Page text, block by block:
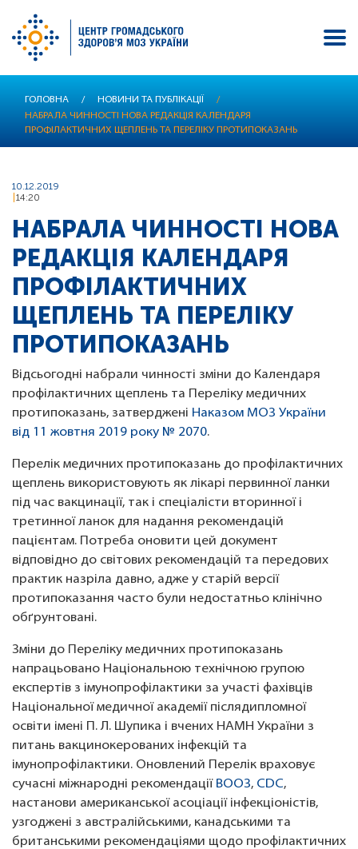
ГОЛОВНА / НОВИНИ ТА ПУБЛІКАЦІЇ
/
НАБРАЛА ЧИННОСТІ НОВА РЕДАКЦІЯ КАЛЕНДАРЯ
ПРОФІЛАКТИЧНИХ ЩЕПЛЕНЬ ТА ПЕРЕЛІКУ ПРОТИПОКАЗАНЬ
10.12.2019
14:20
НАБРАЛА ЧИННОСТІ НОВА
РЕДАКЦІЯ КАЛЕНДАРЯ
ПРОФІЛАКТИЧНИХ
ЩЕПЛЕНЬ ТА ПЕРЕЛІКУ
ПРОТИПОКАЗАНЬ
Відсьогодні набрали чинності зміни до Календаря
профілактичних щеплень та Переліку медичних
протипоказань, затверджені Наказом МОЗ України
від 11 жовтня 2019 року № 2070.
Перелік медичних протипоказань до профілактичних
щеплень використовують як лікарі первинної ланки
під час вакцинації, так і спеціалісти вторинної і
третинної ланок для надання рекомендацій
пацієнтам. Потреба оновити цей документ
відповідно до світових рекомендацій та передових
практик назріла давно, адже у старій версії
протипоказання часто були недостатньо клінічно
обґрунтовані.
Зміни до Переліку медичних протипоказань
напрацьовано Національною технічною групою
експертів з імунопрофілактики за участі фахівців
Національної медичної академії післядипломної
освіти імені П. Л. Шупика і вчених НАМН України з
питань вакцинокерованих інфекцій та
імунопрофілактики. Оновлений Перелік враховує
сучасні міжнародні рекомендації ВООЗ, CDC,
настанови американської асоціації інфекціоністів,
узгоджені з австралійськими, канадськими та
британськими рекомендаціями щодо профілактичних